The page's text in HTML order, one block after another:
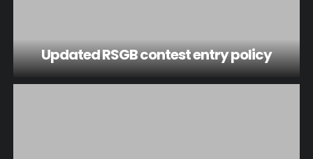
Updated RSGB contest entry policy